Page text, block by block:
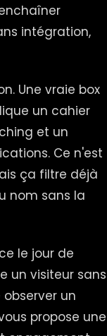
intégration,
Une vraie box
un cahier
et un
Ce n'est
ça filtre déjà
nom sans la
le jour de
un visiteur sans
un
propose une